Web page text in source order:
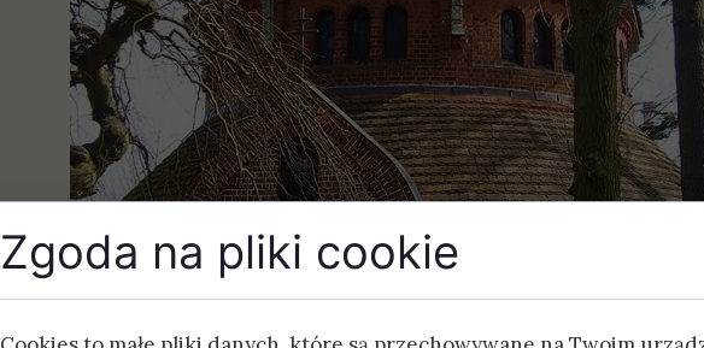
Zgoda na pliki cookie